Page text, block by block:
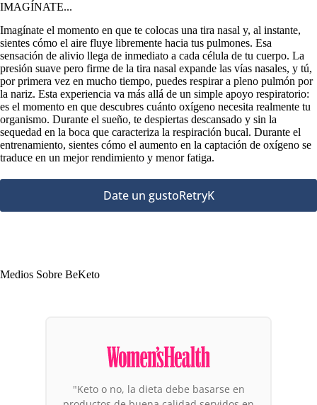
IMAGÍNATE...
Imagínate el momento en que te colocas una tira nasal y, al instante,
sientes cómo el aire fluye libremente hacia tus pulmones. Esa
sensación de alivio llega de inmediato a cada célula de tu cuerpo. La
presión suave pero firme de la tira nasal expande las vías nasales, y tú,
por primera vez en mucho tiempo, puedes respirar a pleno pulmón por
la nariz. Esta experiencia va más allá de un simple apoyo respiratorio:
es el momento en que descubres cuánto oxígeno necesita realmente tu
organismo. Durante el sueño, te despiertas descansado y sin la
sequedad en la boca que caracteriza la respiración bucal. Durante el
entrenamiento, sientes cómo el aumento en la captación de oxígeno se
traduce en un mejor rendimiento y menor fatiga.
Date un gustoRetryK
Medios Sobre BeKeto
"De los productos a los que vale la pena